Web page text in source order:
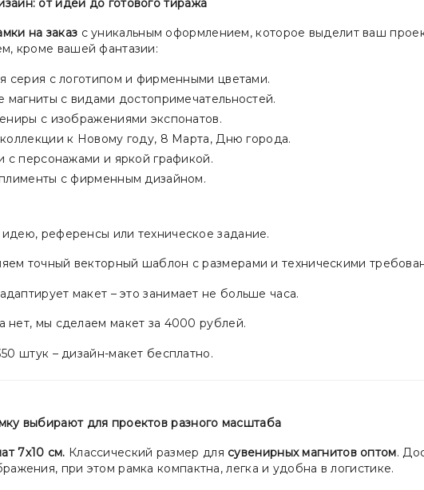
на заказ с уникальным оформлением, которое выделит ваш
кроме вашей фантазии:
серия с логотипом и фирменными цветами.
магниты с видами достопримечательностей.
с изображениями экспонатов.
к Новому году, 8 Марта, Дню города.
с персонажами и яркой графикой.
с фирменным дизайном.
референсы или техническое задание.
точный векторный шаблон с размерами и техническими
макет – это занимает не больше часа.
мы сделаем макет за 4000 рублей.
штук – дизайн-макет бесплатно.
выбирают для проектов разного масштаба
7х10 см. Классический размер для сувенирных магнитов оптом.
при этом рамка компактна, легка и удобна в логистике.